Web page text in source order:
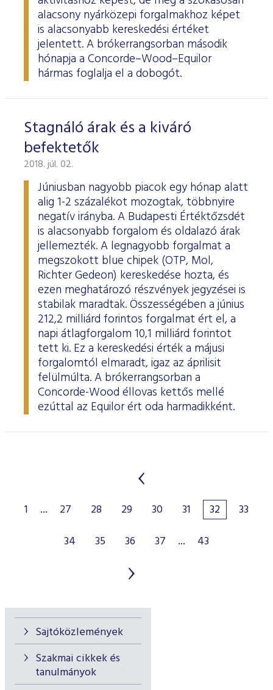
Sajtóközlemények
Szakmai cikkek és
tanulmányok
alacsony nyárközepi forgalmakhoz képet
is alacsonyabb kereskedési értéket
jelentett. A brókerrangsorban második
hónapja a Concorde–Wood–Equilor
hármas foglalja el a dobogót.
Stagnáló árak és a kiváró
befektetők
2018. júl. 02.
Júniusban nagyobb piacok egy hónap alatt
alig 1-2 százalékot mozogtak, többnyire
negatív irányba. A Budapesti Értéktőzsdét
is alacsonyabb forgalom és oldalazó árak
jellemezték. A legnagyobb forgalmat a
megszokott blue chipek (OTP, Mol,
Richter Gedeon) kereskedése hozta, és
ezen meghatározó részvények jegyzései is
stabilak maradtak. Összességében a június
212,2 milliárd forintos forgalmat ért el, a
napi átlagforgalom 10,1 milliárd forintot
tett ki. Ez a kereskedési érték a májusi
forgalomtól elmaradt, igaz az áprilisit
felülmúlta. A brókerrangsorban a
Concorde-Wood éllovas kettős mellé
ezúttal az Equilor ért oda harmadikként.
1 ... 27 28 29 30 31 32
33
34
35 36 37 ... 43